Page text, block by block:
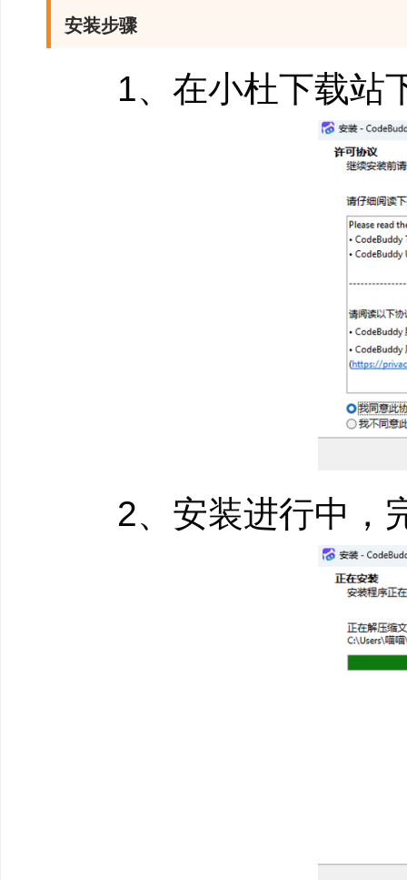
2、多形态产品矩
根据不同用户角色
CodeBuddy 同时支
盖从专业开发者到零
CodeBuddy IDE 主
需求规划、产品设计
品构思到产品发布的
CodeBuddy 插件版
或者 JetBrains 系列
能无缝融入现有开发
全流程，实现高度自
3、内置生态服务
深度集成腾讯生态
组件库支持：基于
安装步骤
1、在小杜下载站下
2、安装进行中，